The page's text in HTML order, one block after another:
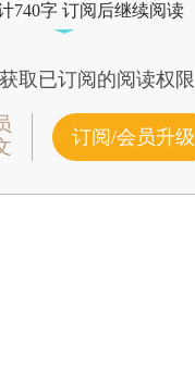
740字 订阅后继续阅读
取已订阅的阅读权限
订阅/会员升级